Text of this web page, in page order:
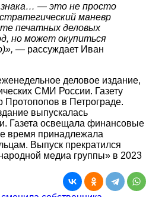
знака… — это не просто
маневр
печатных деловых
но может окупиться
— рассуждает Иван
деловое издание,
СМИ России. Газету
Протопопов в Петрограде.
выпускалась
Газета освещала финансовые
время принадлежала
Выпуск прекратился
медиа группы» в 2023